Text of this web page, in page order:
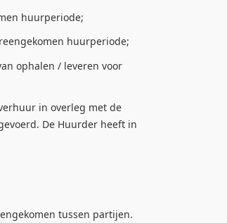
huurperiode;
huurperiode;
ophalen / leveren voor
in overleg met de
De Huurder heeft in
tussen partijen.